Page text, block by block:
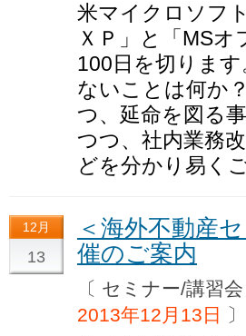
米マイクロソフ
ＸＰ」と「MS
100日を切りま
ないことは何か
つ、延命を図る
つつ、社内業務
どを分かり易く
12月
13
＜海外不動産
催のご案内
〔 セミナー/講
2013年12月13日
〕